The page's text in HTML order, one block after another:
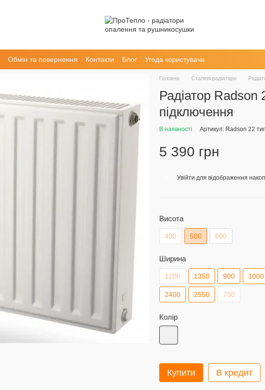
Обмін та повернення Контакти Блог Угода користувача
Головна Сталеві радіатори
Радіатор Radson
підключення
В наявності Артикул: Radson 22
5 390 грн
Увійти для відображення
Висота
400 500 600
Ширина
1200 1350 900 1000
2400 2550 750
Колір
Купити В кредит